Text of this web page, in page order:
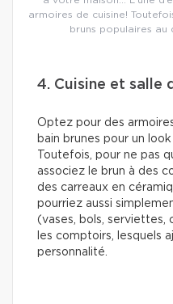
armoires de cuisine!
bruns populaires au
4. Cuisine et salle
Optez pour des
bain brunes pour un
Toutefois, pour ne pas
associez le brun à des
des carreaux en
pourriez aussi
(vases, bols, serviettes,
les comptoirs, lesquels
personnalité.